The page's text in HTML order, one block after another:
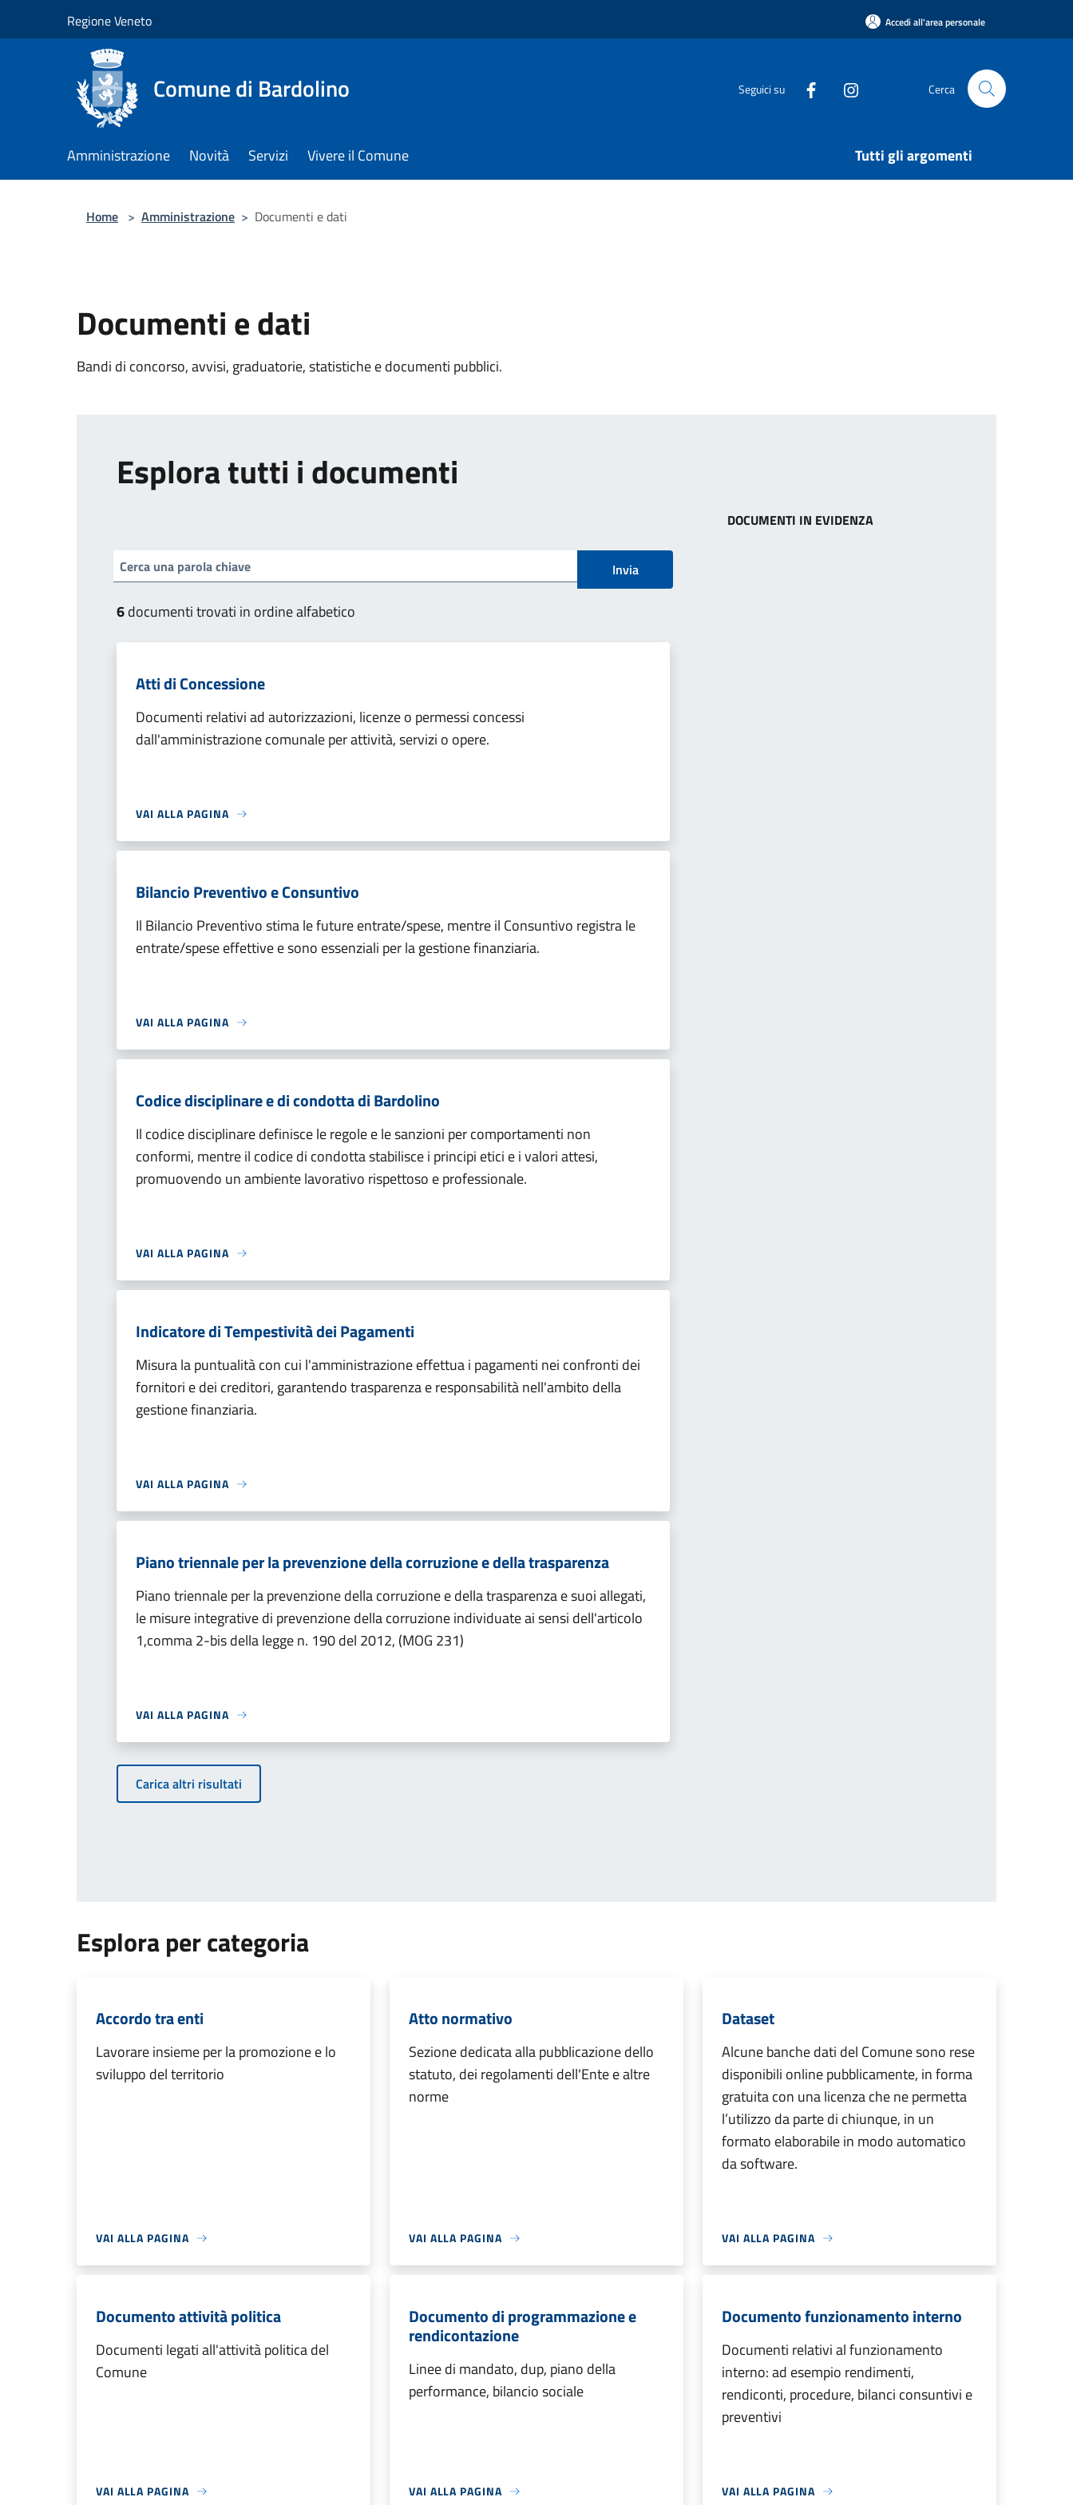
Regione Veneto Accedi all'area personale
Comune di Bardolino Seguici su Cerca
Amministrazione Novità Servizi Vivere il Comune Tutti gli argomenti
Home > Amministrazione > Documenti e dati
Documenti e dati
Bandi di concorso, avvisi, graduatorie, statistiche e documenti pubblici.
Esplora tutti i documenti
Invia
6documenti trovati in ordine alfabetico
Atti di Concessione
Documenti relativi ad autorizzazioni, licenze o permessi concessi
dall'amministrazione comunale per attività, servizi o opere.
VAI ALLA PAGINA
Bilancio Preventivo e Consuntivo
Il Bilancio Preventivo stima le future entrate/spese, mentre il Consuntivo registra le
entrate/spese effettive e sono essenziali per la gestione finanziaria.
VAI ALLA PAGINA
Codice disciplinare e di condotta di Bardolino
Il codice disciplinare definisce le regole e le sanzioni per comportamenti non
conformi, mentre il codice di condotta stabilisce i principi etici e i valori attesi,
promuovendo un ambiente lavorativo rispettoso e professionale.
VAI ALLA PAGINA
Indicatore di Tempestività dei Pagamenti
Misura la puntualità con cui l'amministrazione effettua i pagamenti nei confronti dei
fornitori e dei creditori, garantendo trasparenza e responsabilità nell'ambito della
gestione finanziaria.
VAI ALLA PAGINA
Piano triennale per la prevenzione della corruzione e della trasparenza
Piano triennale per la prevenzione della corruzione e della trasparenza e suoi allegati,
le misure integrative di prevenzione della corruzione individuate ai sensi dell'articolo
1,comma 2-bis della legge n. 190 del 2012, (MOG 231)
VAI ALLA PAGINA
Carica altri risultati
DOCUMENTI IN EVIDENZA
Esplora per categoria
Accordo tra enti
Lavorare insieme per la promozione e lo
sviluppo del territorio
VAI ALLA PAGINA
Atto normativo
Sezione dedicata alla pubblicazione dello
statuto, dei regolamenti dell'Ente e altre
norme
VAI ALLA PAGINA
Dataset
Alcune banche dati del Comune sono rese
disponibili online pubblicamente, in forma
gratuita con una licenza che ne permetta
l’utilizzo da parte di chiunque, in un
formato elaborabile in modo automatico
da software.
VAI ALLA PAGINA
Documento attività politica
Documenti legati all'attività politica del
Comune
VAI ALLA PAGINA
Documento di programmazione e
rendicontazione
Linee di mandato, dup, piano della
performance, bilancio sociale
VAI ALLA PAGINA
Documento funzionamento interno
Documenti relativi al funzionamento
interno: ad esempio rendimenti,
rendiconti, procedure, bilanci consuntivi e
preventivi
VAI ALLA PAGINA